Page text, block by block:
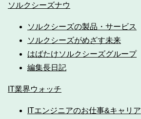
ソルクシーズナウ
ソルクシーズの製品・サービス
ソルクシーズがめざす未来
はばたけソルクシーズグループ
編集長日記
IT業界ウォッチ
ITエンジニアのお仕事&キャリア